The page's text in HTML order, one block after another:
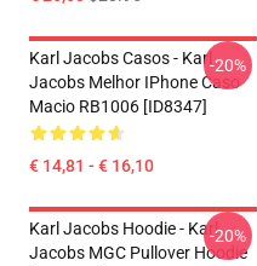
Karl Jacobs Casos - Karl
Jacobs Melhor IPhone Caso
Macio RB1006 [ID8347]
€ 14,81 - € 16,10
-20%
Karl Jacobs Hoodie - Karl
Jacobs MGC Pullover Hoodie
-20%